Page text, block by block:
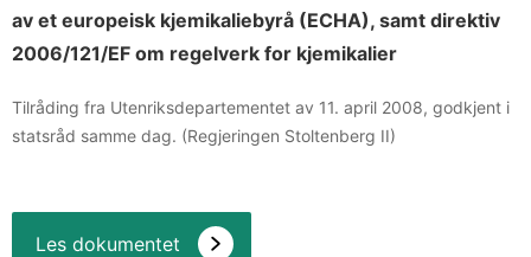
av et europeisk kjemikaliebyrå (ECHA), samt direktiv
2006/121/EF om regelverk for kjemikalier
Tilråding fra Utenriksdepartementet av 11. april 2008, godkjent i
statsråd samme dag. (Regjeringen Stoltenberg II)
Les dokumentet